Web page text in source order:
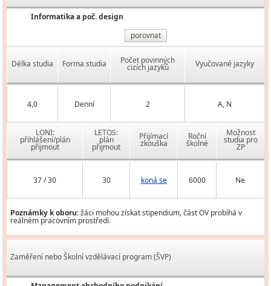
Informatika a poč. design
porovnat
Délka studia Forma studia Počet povinných
cizích jazyků Vyučované jazyky
4,0 Denní 2 A, N
LONI:
přihlášení/plán
přijmout
LETOS:
plán
přijmout
Přijímací
zkouška
Roční
školné
Možnost
studia pro
ZP
37 / 30 30 koná se 6000 Ne
Poznámky k oboru:žáci mohou získat stipendium, část OV probíhá v
reálném pracovním prostředí.
Zaměření nebo Školní vzdělávací program (ŠVP)